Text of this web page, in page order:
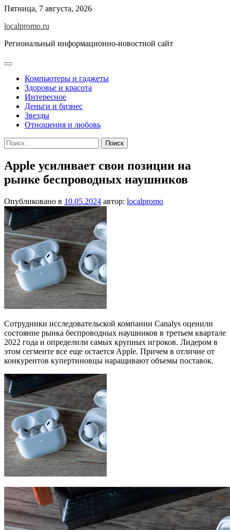
Перейти
содержимому
Пятница, 7 августа, 2026
localpromo.ru
Региональный информационно-новостной сайт
Компьютеры и гаджеты
Здоровье и красота
Интересное
Деньги и бизнес
Звезды
Отношения и любовь
Найти:
Apple усиливает свои позиции на
рынке беспроводных наушников
Опубликовано в 10.05.2024 автор: localpromo
Сотрудники исследовательской компании Canalys оценили
состояние рынка беспроводных наушников в третьем квартале
2022 года и определили самых крупных игроков. Лидером в
этом сегменте все еще остается Apple. Причем в отличие от
конкурентов купертиновцы наращивают объемы поставок.